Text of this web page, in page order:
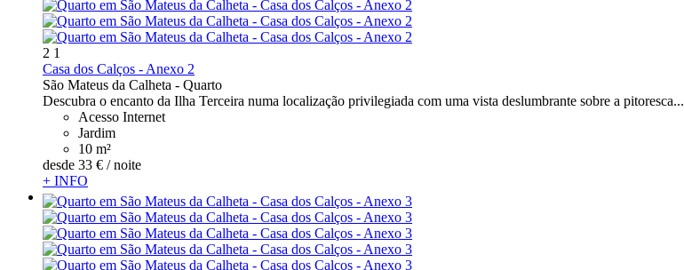
2 1
Casa dos Calços - Anexo 2
São Mateus da Calheta - Quarto
Descubra o encanto da Ilha Terceira numa localização privilegiada com uma vista deslumbrante sobre a pitoresca...
Acesso Internet
Jardim
10 m²
desde 33 € / noite
+ INFO